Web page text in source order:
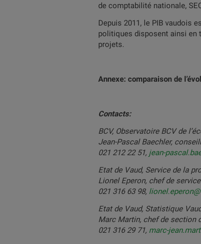
de comptabilité nationale,
Depuis 2011, le PIB vaudois
politiques disposent ainsi en
projets.
Annexe: comparaison de
Contacts:
BCV, Observatoire BCV de
Jean-Pascal Baechler,
021 212 22 51, jean-
Etat de Vaud, Service de la
Lionel Eperon, chef de service
021 316 63 98,
Etat de Vaud, Statistique
Marc Martin, chef de section
021 316 29 71, marc-